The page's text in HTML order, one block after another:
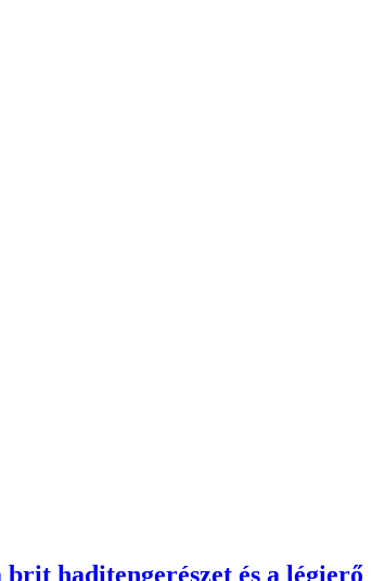
haditengerészet és a légierő